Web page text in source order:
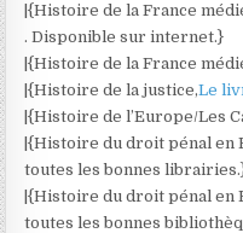
|{Histoire de la France
. Disponible sur internet.}
|{Histoire de la France
|{Histoire de la justice,Le
|{Histoire de l’Europe/Les
|{Histoire du droit pénal en
toutes les bonnes
|{Histoire du droit pénal en
toutes les bonnes